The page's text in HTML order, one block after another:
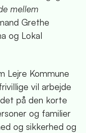
mellem
Grethe
og Lokal
Lejre Kommune
vil arbejde
på den korte
og familier
og sikkerhed og